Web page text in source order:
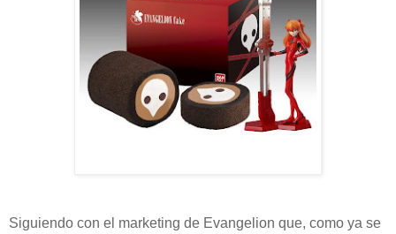
Siguiendo con el marketing de Evangelion que, como ya se